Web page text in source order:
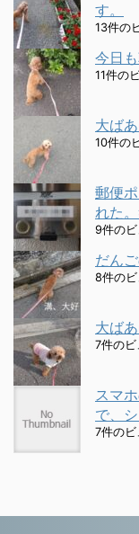
す。
13件の
今日
11件の
大ば
10件の
郵便
れた
9件のビ
だん
8件のビ
大ば
7件のビ
スマ
で、
7件のビ